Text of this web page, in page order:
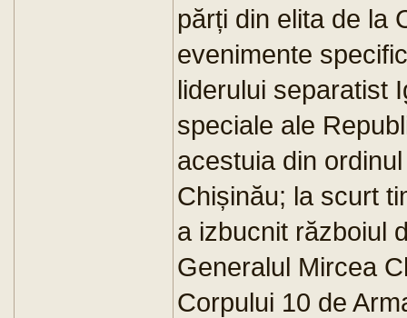
părți din elita de la
evenimente
liderului separatist
speciale ale
acestuia din
Chișinău; la scurt
a izbucnit războiul
Generalul Mircea
Corpului 10 de